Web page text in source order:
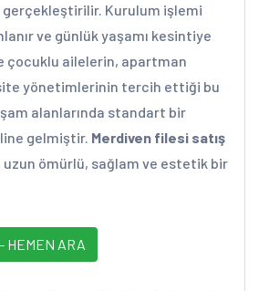
Kurulum işlemi
ve günlük yaşamı kesintiye
çocuklu ailelerin, apartman
yönetimlerinin tercih ettiği bu
alanlarında standart bir
gelmiştir. Merdiven filesi satış
uzun ömürlü, sağlam ve estetik bir
HEMEN ARA